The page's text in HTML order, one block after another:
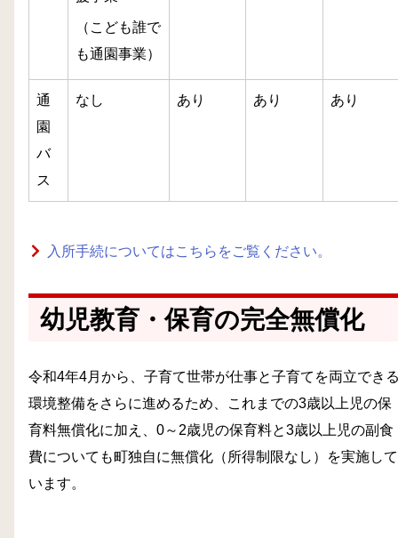
（こども誰で
も通園事業）
通
園
バ
ス
なし あり あり あり
入所手続についてはこちらをご覧ください。
幼児教育・保育の完全無償化
令和4年4月から、子育て世帯が仕事と子育てを両立でき
環境整備をさらに進めるため、これまでの3歳以上児の保
育料無償化に加え、0～2歳児の保育料と3歳以上児の副食
費についても町独自に無償化（所得制限なし）を実施して
います。